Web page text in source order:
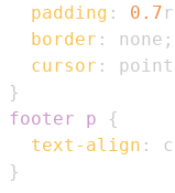
padding : 0.7
border : none ;
cursor :
}
footer p
{
text-align :
}